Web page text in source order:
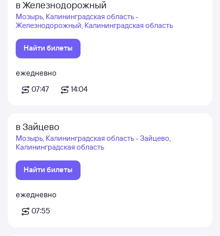
в Железнодорожный
Мозырь, Калининградская область -
Железнодорожный, Калининградская область
Найти билеты
ежедневно
07:47
14:04
в Зайцево
Мозырь, Калининградская область - Зайцево,
Калининградская область
Найти билеты
ежедневно
07:55